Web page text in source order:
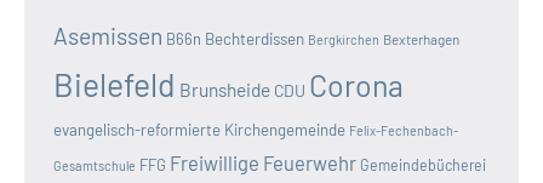
Asemissen B66n Bechterdissen Bergkirchen Bexterhagen
Bielefeld Brunsheide CDU Corona
evangelisch-reformierte Kirchengemeinde Felix-Fechenbach-
Gesamtschule FFG Freiwillige Feuerwehr Gemeindebücherei